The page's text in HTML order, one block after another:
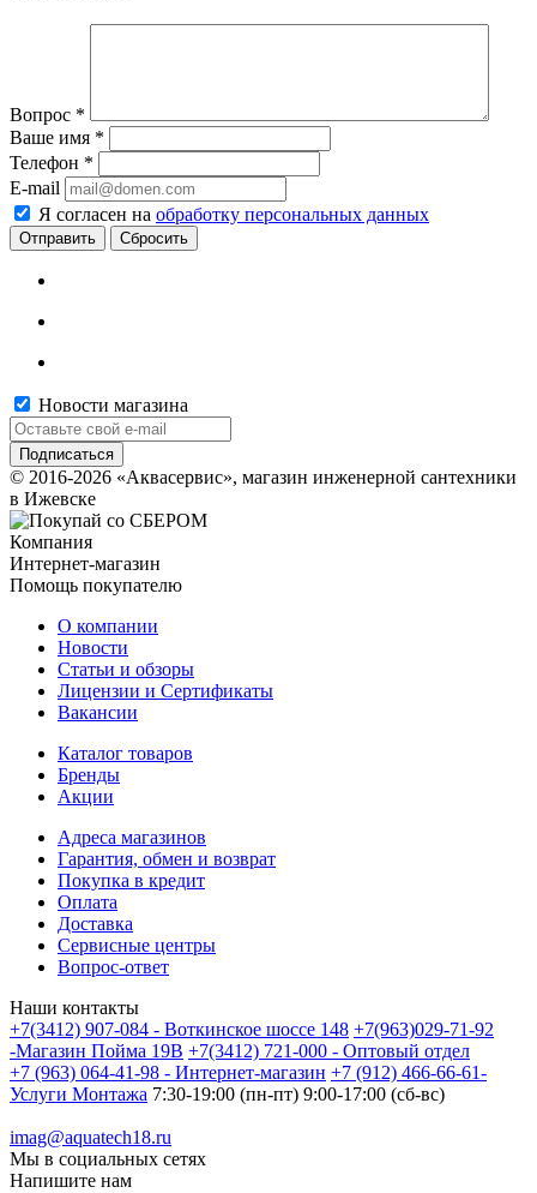
Вопрос *
Ваше имя *
Телефон *
E-mail
Я согласен на обработку персональных данных
Сбросить
Новости магазина
© 2016-2026 «Аквасервис», магазин инженерной сантехники
в Ижевске
Компания
Интернет-магазин
Помощь покупателю
О компании
Новости
Статьи и обзоры
Лицензии и Сертификаты
Вакансии
Каталог товаров
Бренды
Акции
Адреса магазинов
Гарантия, обмен и возврат
Покупка в кредит
Оплата
Доставка
Сервисные центры
Вопрос-ответ
Наши контакты
+7(3412) 907-084 - Воткинское шоссе 148 +7(963)029-71-92
-Магазин Пойма 19В +7(3412) 721-000 - Оптовый отдел
+7 (963) 064-41-98 - Интернет-магазин +7 (912) 466-66-61-
Услуги Монтажа 7:30-19:00 (пн-пт) 9:00-17:00 (сб-вс)
imag@aquatech18.ru
Мы в социальных сетях
Напишите нам